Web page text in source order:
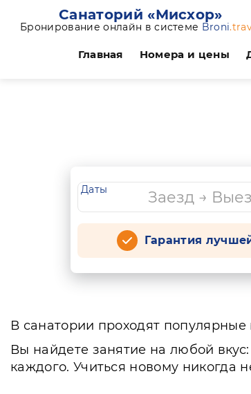
Санаторий «Мисхор»
Бронирование онлайн в системе Broni
Главная Номера и цены
Даты
Гарантия
В санатории проходят
Вы найдете занятие на любой
каждого. Учиться новому никогда